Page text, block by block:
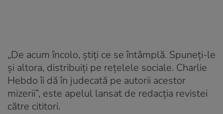
„De acum încolo, știți ce se întâmplă. Spuneți-le
și altora, distribuiți pe rețelele sociale. Charlie
Hebdo îi dă în judecată pe autorii acestor
mizerii”, este apelul lansat de redacția revistei
către cititori.